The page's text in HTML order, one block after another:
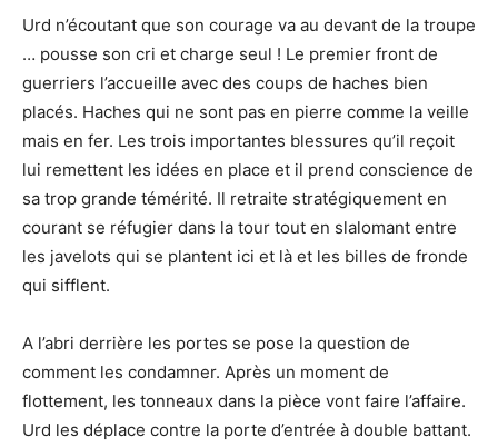
Urd n’écoutant que son courage va au devant de la troupe
… pousse son cri et charge seul ! Le premier front de
guerriers l’accueille avec des coups de haches bien
placés. Haches qui ne sont pas en pierre comme la veille
mais en fer. Les trois importantes blessures qu’il reçoit
lui remettent les idées en place et il prend conscience de
sa trop grande témérité. Il retraite stratégiquement en
courant se réfugier dans la tour tout en slalomant entre
les javelots qui se plantent ici et là et les billes de fronde
qui sifflent.
A l’abri derrière les portes se pose la question de
comment les condamner. Après un moment de
flottement, les tonneaux dans la pièce vont faire l’affaire.
Urd les déplace contre la porte d’entrée à double battant.